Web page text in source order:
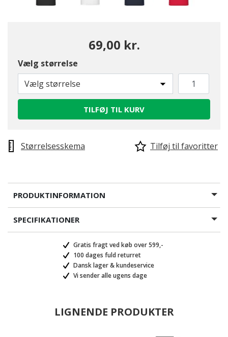
69,00 kr.
Vælg størrelse
Vælg størrelse
TILFØJ TIL KURV
Størrelsesskema Tilføj til favoritter
PRODUKTINFORMATION
SPECIFIKATIONER
Gratis fragt ved køb over 599,-
100 dages fuld returret
Dansk lager & kundeservice
Vi sender alle ugens dage
LIGNENDE PRODUKTER